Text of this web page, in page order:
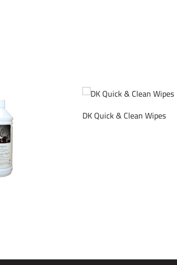
DK Quick & Clean Wipes